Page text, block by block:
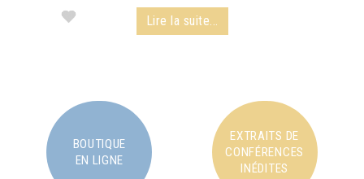
Lire la suite...
BOUTIQUE
EN LIGNE
EXTRAITS DE
CONFÉRENCES
INÉDITES